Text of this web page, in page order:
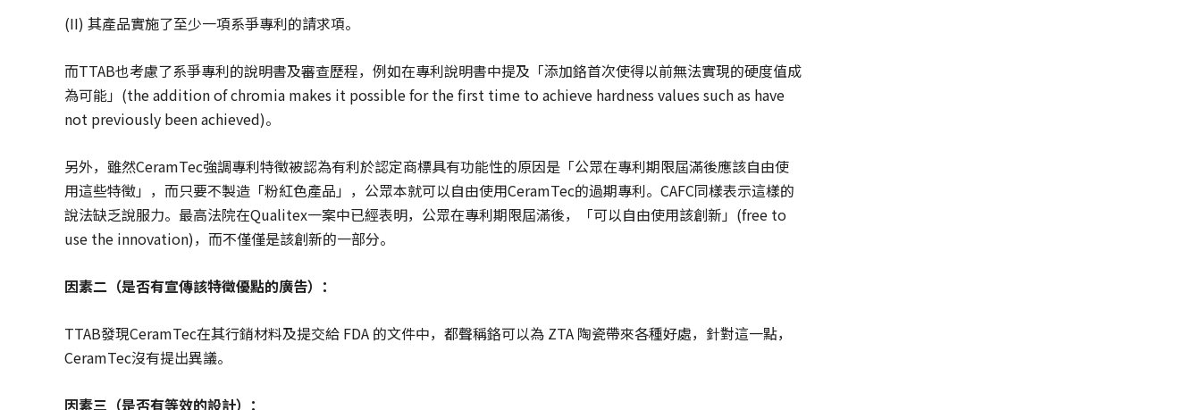
(II) 其產品實施了至少一項系爭專利的請求項。
而TTAB也考慮了系爭專利的說明書及審查歷程，例如在專利說明書中提及「添加鉻首次使得以前無法實現的硬度值成
為可能」(the addition of chromia makes it possible for the first time to achieve hardness values such as have
not previously been achieved)。
另外，雖然CeramTec強調專利特徵被認為有利於認定商標具有功能性的原因是「公眾在專利期限屆滿後應該自由使
用這些特徵」，而只要不製造「粉紅色產品」，公眾本就可以自由使用CeramTec的過期專利。CAFC同樣表示這樣的
說法缺乏說服力。最高法院在Qualitex一案中已經表明，公眾在專利期限屆滿後，「可以自由使用該創新」(free to
use the innovation)，而不僅僅是該創新的一部分。
因素二（是否有宣傳該特徵優點的廣告）：
TTAB發現CeramTec在其行銷材料及提交給 FDA 的文件中，都聲稱鉻可以為 ZTA 陶瓷帶來各種好處，針對這一點，
CeramTec沒有提出異議。
因素三（是否有等效的設計）：